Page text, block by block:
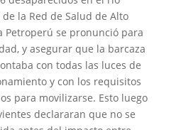
la Red de Salud de Alto
Petroperú se pronunció para
y asegurar que la barcaza
con todas las luces de
y con los requisitos
para movilizarse. Esto luego
declararan que no se